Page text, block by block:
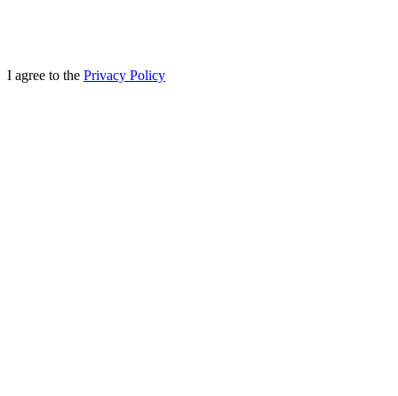
I agree to the Privacy Policy